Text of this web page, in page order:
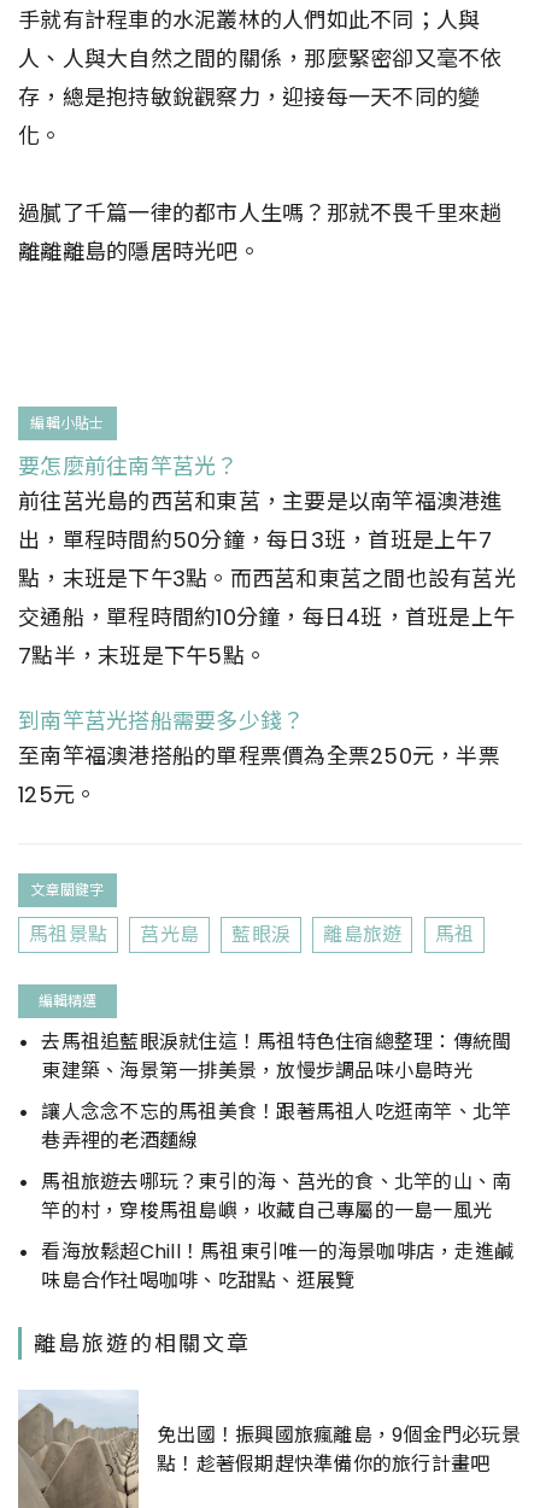
手就有計程車的水泥叢林的人們如此不同；人與
人、人與大自然之間的關係，那麼緊密卻又毫不依
存，總是抱持敏銳觀察力，迎接每一天不同的變
化。
過膩了千篇一律的都市人生嗎？那就不畏千里來趟
離離離島的隱居時光吧。
編輯小貼士
要怎麼前往南竿莒光？
前往莒光島的西莒和東莒，主要是以南竿福澳港進
出，單程時間約50分鐘，每日3班，首班是上午7
點，末班是下午3點。而西莒和東莒之間也設有莒光
交通船，單程時間約10分鐘，每日4班，首班是上午
7點半，末班是下午5點。
到南竿莒光搭船需要多少錢？
至南竿福澳港搭船的單程票價為全票250元，半票
125元。
文章關鍵字
馬祖景點 莒光島 藍眼淚 離島旅遊 馬祖
編輯精選
去馬祖追藍眼淚就住這！馬祖特色住宿總整理：傳統閩
東建築、海景第一排美景，放慢步調品味小島時光
讓人念念不忘的馬祖美食！跟著馬祖人吃逛南竿、北竿
巷弄裡的老酒麵線
馬祖旅遊去哪玩？東引的海、莒光的食、北竿的山、南
竿的村，穿梭馬祖島嶼，收藏自己專屬的一島一風光
看海放鬆超Chill！馬祖東引唯一的海景咖啡店，走進鹹
味島合作社喝咖啡、吃甜點、逛展覽
離島旅遊的相關文章
免出國！振興國旅瘋離島，9個金門必玩景
點！趁著假期趕快準備你的旅行計畫吧